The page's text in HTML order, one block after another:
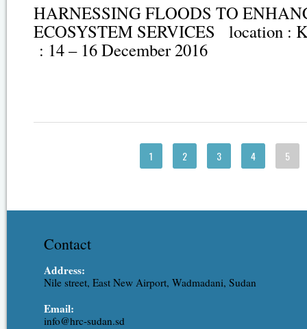
HARNESSING FLOODS TO
ECOSYSTEM SERVICES location
: 14 – 16 December 2016
1 2 3 4 5
Contact
Address:
Nile street, East New Airport, Wadmadani, Sudan
Email:
info@hrc-sudan.sd